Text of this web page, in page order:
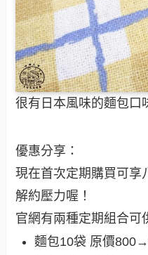
很有日本風味的麵包口
優惠分享：
現在首次定期購買可享
解約壓力喔！
官網有兩種定期組合可
麵包10袋 原價